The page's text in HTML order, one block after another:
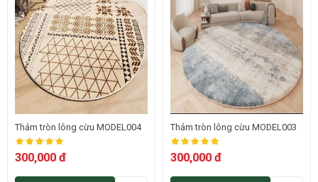
Thảm tròn lông cừu MODEL004
300,000 đ
Thảm tròn lông cừu MODEL003
300,000 đ